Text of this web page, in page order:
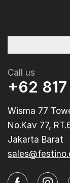
Call us
+62
Wisma 77
No.Kav 77,
Jakarta Barat